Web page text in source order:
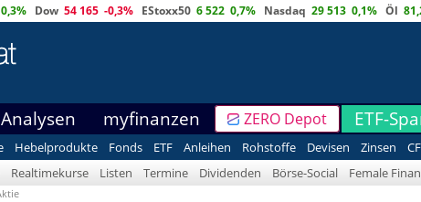
0,3% Dow 54 165 -0,3% EStoxx50 6 522 0,7% Nasdaq 29 513 0,1% Öl
myfinanzen ZERO Depot ETF-
Hebelprodukte Fonds ETF Anleihen Rohstoffe Devisen Zinsen
Realtimekurse Listen Termine Dividenden Börse-Social Female